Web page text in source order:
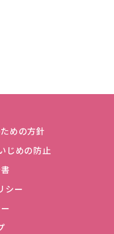
めの方針
じめの防止
シー